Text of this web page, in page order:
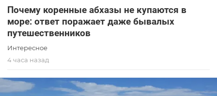
Почему коренные абхазы не купаются в
море: ответ поражает даже бывалых
путешественников
Интересное
4 часа назад